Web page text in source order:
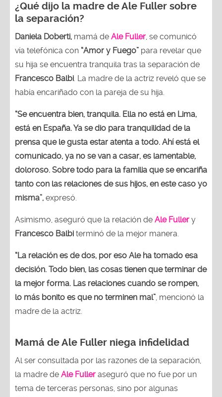
¿Qué dijo la madre de Ale Fuller sobre
la separación?
Daniela Doberti, mamá de Ale Fuller, se comunicó
vía telefónica con “Amor y Fuego” para revelar que
su hija se encuentra tranquila tras la separación de
Francesco Balbi. La madre de la actriz reveló que se
había encariñado con la pareja de su hija.
“Se encuentra bien, tranquila. Ella no está en Lima,
está en España. Ya se dio para tranquilidad de la
prensa que le gusta estar atenta a todo. Ahí está el
comunicado, ya no se van a casar, es lamentable,
doloroso. Sobre todo para la familia que se encariña
tanto con las relaciones de sus hijos, en este caso yo
misma”, expresó.
Asimismo, aseguró que la relación de Ale Fuller y
Francesco Balbi terminó de la mejor manera.
“La relación es de dos, por eso Ale ha tomado esa
decisión. Todo bien, las cosas tienen que terminar de
la mejor forma. Las relaciones cuando se rompen,
lo más bonito es que no terminen mal”, mencionó la
madre de la actriz.
Mamá de Ale Fuller niega infidelidad
Al ser consultada por las razones de la separación,
la madre de Ale Fuller aseguró que no fue por un
tema de terceras personas, sino por algunas